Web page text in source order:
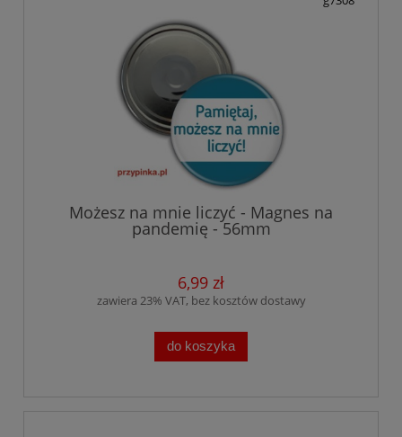
Możesz na mnie liczyć - Magnes na
pandemię - 56mm
6,99 zł
zawiera 23% VAT, bez kosztów dostawy
do koszyka